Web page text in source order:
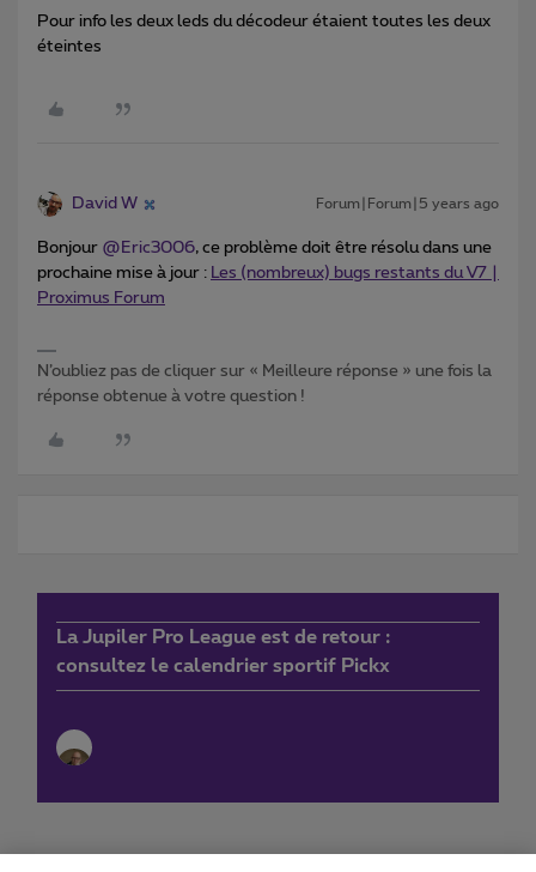
Pour info les deux leds du décodeur étaient toutes les deux
éteintes
David W Forum|Forum|5 years ago
Bonjour @Eric3006, ce problème doit être résolu dans une
prochaine mise à jour : Les (nombreux) bugs restants du V7 |
Proximus Forum
N’oubliez pas de cliquer sur « Meilleure réponse » une fois la
réponse obtenue à votre question !
La Jupiler Pro League est de retour :
consultez le calendrier sportif Pickx